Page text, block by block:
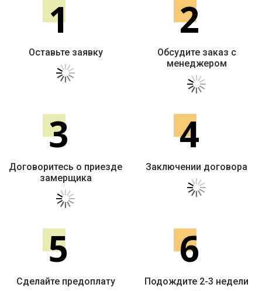
1
Оставьте заявку
2
Обсудите заказ с
менеджером
3
Договоритесь о приезде
замерщика
4
Заключении договора
5
Сделайте предоплату
6
Подождите 2-3 недели